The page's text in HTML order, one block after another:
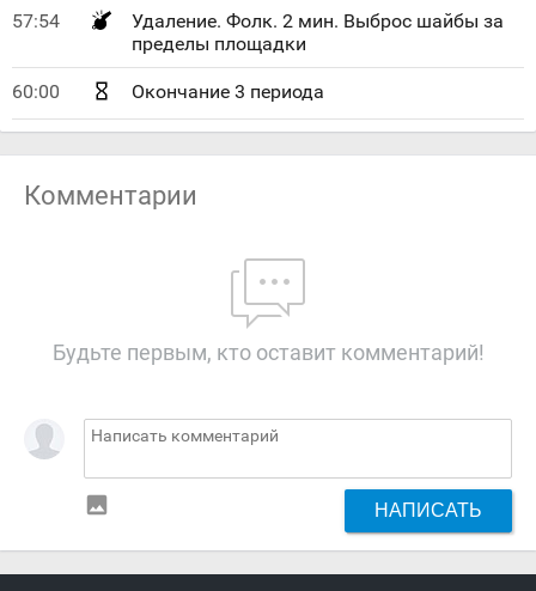
57:54
Удаление. Фолк. 2 мин. Выброс шайбы за
пределы площадки
60:00 Окончание 3 периода
Комментарии
Будьте первым, кто оставит комментарий!
insert_photo НАПИСАТЬ